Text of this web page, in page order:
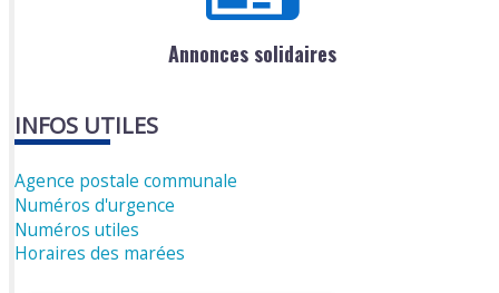
Annonces solidaires
INFOS UTILES
Agence postale communale
Numéros d'urgence
Numéros utiles
Horaires des marées